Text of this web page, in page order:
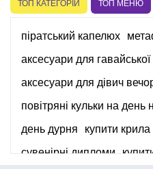
ТОП КАТЕГОРІЙ ТОП МЕНЮ
піратський капелюх
аксесуари для гавайської
аксесуари для дівич
повітряні кульки на день
день дурня
купити
сувенірні дипломи